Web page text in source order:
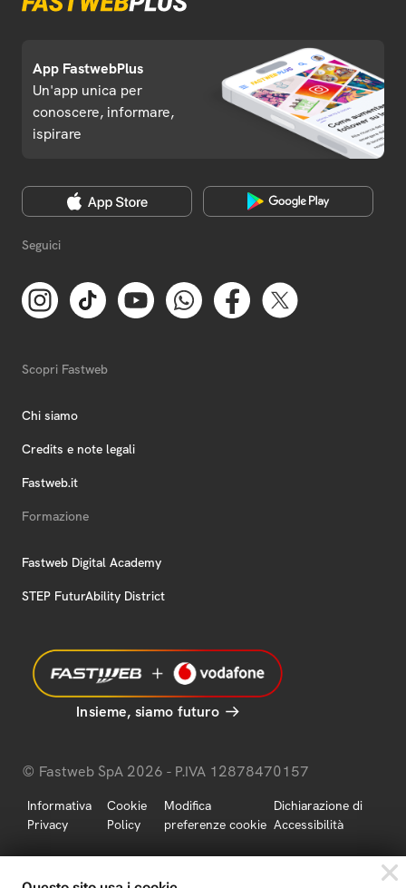
App FastwebPlus
Un'app unica per
conoscere, informare,
ispirare
Seguici
Scopri Fastweb
Chi siamo
Credits e note legali
Fastweb.it
Formazione
Fastweb Digital Academy
STEP FuturAbility District
Insieme, siamo futuro
© Fastweb SpA 2026 - P.IVA 12878470157
Informativa
Privacy
Cookie
Policy
Modifica
preferenze cookie
Dichiarazione di
Accessibilità